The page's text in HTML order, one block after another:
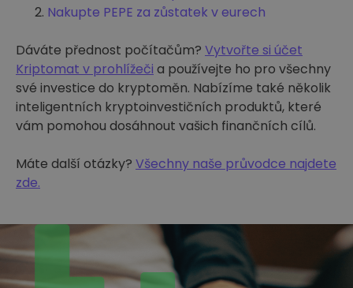
Nakupte PEPE za zůstatek v eurech
Dáváte přednost počítačům? Vytvořte si účet
Kriptomat v prohlížeči a používejte ho pro všechny
své investice do kryptoměn. Nabízíme také několik
inteligentních kryptoinvestičních produktů, které
vám pomohou dosáhnout vašich finančních cílů.
Máte další otázky? Všechny naše průvodce najdete
zde.